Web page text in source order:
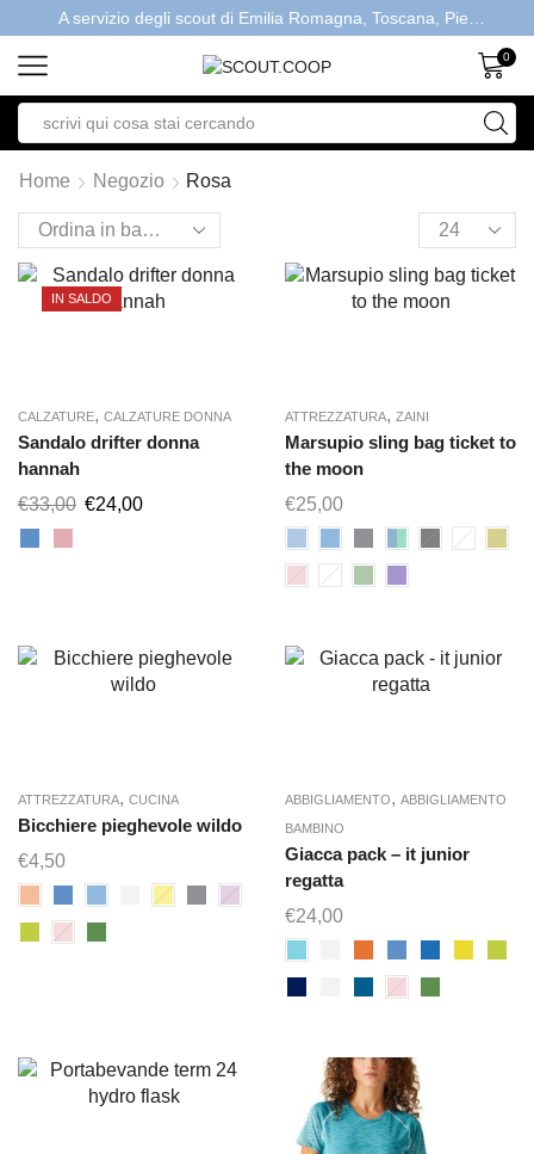
0
Home Negozio Rosa
IN SALDO
CALZATURE, CALZATURE DONNA
Sandalo drifter donna
hannah
€33,00 €24,00
ATTREZZATURA, ZAINI
Marsupio sling bag ticket to
the moon
€25,00
ATTREZZATURA, CUCINA
Bicchiere pieghevole wildo
€4,50
ABBIGLIAMENTO, ABBIGLIAMENTO
BAMBINO
Giacca pack – it junior
regatta
€24,00